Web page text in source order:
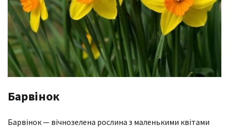
Барвінок
Барвінок — вічнозелена рослина з маленькими квітами